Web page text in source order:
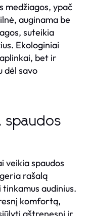
medžiagos, ypač
auginama be
suteikia
Ekologiniai
bet ir
dėl savo
spaudos
veikia spaudos
rašalą
audinius.
komfortą,
aštrenesnį ir